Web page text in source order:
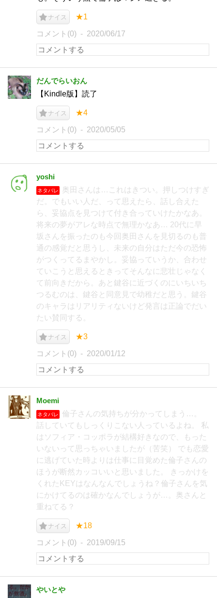
ナイス ★1
コメント(0) 2020/06/17
だんでらいおん
【Kindle版】読了
ナイス ★4
コメント(0) 2020/05/05
yoshi
ネタバレ
奥田さんは…これはきつい。押しつけすぎ
だ。でもいい人だ、って思えたら、話し合えた
ら、妥協点を見つけて付き合っていけたかなあ。
将来の夢がアレな時点で無理かなあ… 20代に早
坂さんを振ったのも今回奥田さんを見切るのも普
通の感覚だと思うし、未来の自分はただ今の恐怖
がつくってるまやかし。妥協っていうか、合わせ
ていこうと思えるときってそんなに悲壮じゃなく
て前向きだから。あと鍵谷に近づくのにいちいち
つるむのは、鍵谷と同意見で幼稚だと思う。鍵谷
のキャラはリアリティないけど発言は正論でだい
たい賛同する。
ナイス ★3
コメント(0) 2020/01/12
Moemi
ネタバレ
倫子さんの気持ちが分かってしまう…。
話していてもしっくりこない人っているよね。 私
はソフィア・コッポラが結構好きなので、もった
いないって思っちゃいましたが（苦笑） でも恋愛
に逃げていた時よりは仕事に目覚めた倫子さんの
ほうが断然カッコいいと思いました。 きっかけを
くれたKEYはなんなんでしょうね？倫子さんを気
にかけてるのは確かなんでしょうが…。奥さんと
重ねてる？
ナイス ★18
コメント(0) 2019/09/15
やいとや